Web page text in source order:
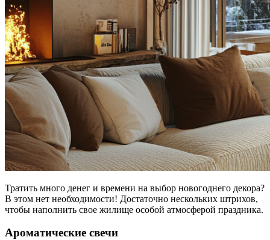
Тратить много денег и времени на выбор новогоднего декора?
В этом нет необходимости! Достаточно нескольких штрихов,
чтобы наполнить свое жилище особой атмосферой праздника.
Ароматические свечи